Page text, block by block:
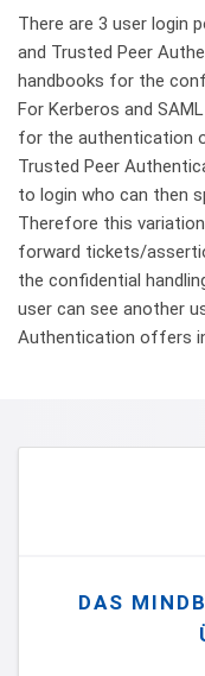
There are 3 user login
and Trusted Peer
handbooks for the
For Kerberos and
for the authentication
Trusted Peer
to login who can then
Therefore this
forward tickets/
the confidential
user can see another
Authentication offers
DAS